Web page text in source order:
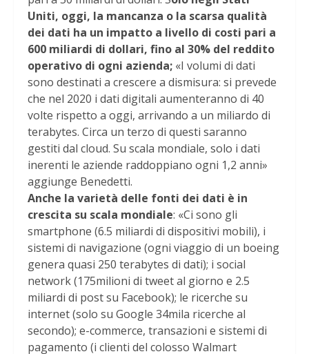
Uniti, oggi, la mancanza o la scarsa qualità
dei dati ha un impatto a livello di costi pari a
600 miliardi di dollari, fino al 30% del reddito
operativo di ogni azienda; «I volumi di dati
sono destinati a crescere a dismisura: si prevede
che nel 2020 i dati digitali aumenteranno di 40
volte rispetto a oggi, arrivando a un miliardo di
terabytes. Circa un terzo di questi saranno
gestiti dal cloud. Su scala mondiale, solo i dati
inerenti le aziende raddoppiano ogni 1,2 anni»
aggiunge Benedetti.
Anche la varietà delle fonti dei dati è in
crescita su scala mondiale: «Ci sono gli
smartphone (6.5 miliardi di dispositivi mobili), i
sistemi di navigazione (ogni viaggio di un boeing
genera quasi 250 terabytes di dati); i social
network (175milioni di tweet al giorno e 2.5
miliardi di post su Facebook); le ricerche su
internet (solo su Google 34mila ricerche al
secondo); e-commerce, transazioni e sistemi di
pagamento (i clienti del colosso Walmart